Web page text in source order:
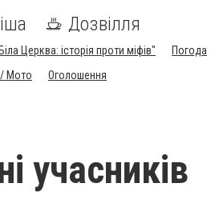
Дозвілля
Церква: історія проти міфів" Погода
Мото Оголошення
учасників